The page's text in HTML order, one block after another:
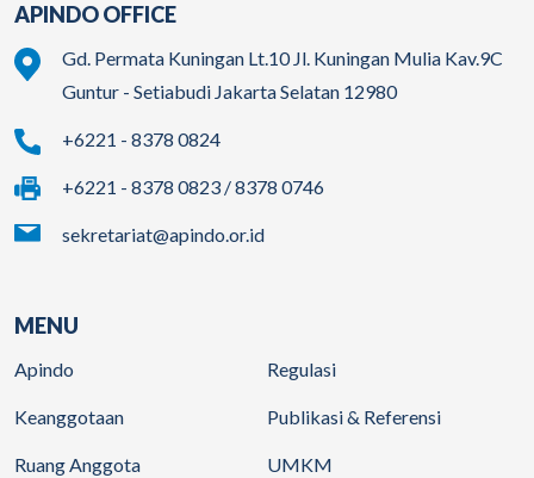
APINDO OFFICE
Gd. Permata Kuningan Lt.10 Jl. Kuningan Mulia Kav.9C
Guntur - Setiabudi Jakarta Selatan 12980
+6221 - 8378 0824
+6221 - 8378 0823 / 8378 0746
sekretariat@apindo.or.id
MENU
Apindo
Keanggotaan
Ruang Anggota
Regulasi
Publikasi & Referensi
UMKM